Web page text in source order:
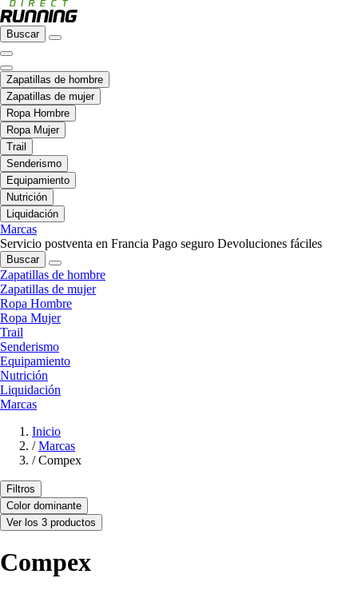
Buscar
Zapatillas de hombre
Zapatillas de mujer
Ropa Hombre
Ropa Mujer
Trail
Senderismo
Equipamiento
Nutrición
Liquidación
Marcas
Servicio postventa en Francia Pago seguro Devoluciones fáciles
Buscar
Zapatillas de hombre
Zapatillas de mujer
Ropa Hombre
Ropa Mujer
Trail
Senderismo
Equipamiento
Nutrición
Liquidación
Marcas
Inicio
/ Marcas
/ Compex
Filtros
Color dominante
Ver los 3 productos
Compex